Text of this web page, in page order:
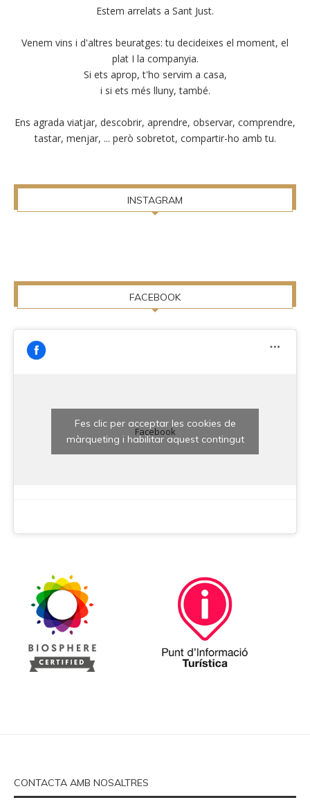
Estem arrelats a Sant Just.
Venem vins i d'altres beuratges: tu decideixes el moment, el
plat I la companyia.
Si ets aprop, t'ho servim a casa,
i si ets més lluny, també.
Ens agrada viatjar, descobrir, aprendre, observar, comprendre,
tastar, menjar, ... però sobretot, compartir-ho amb tu.
INSTAGRAM
FACEBOOK
Facebook
Fes clic per acceptar les cookies de
màrqueting i habilitar aquest contingut
CONTACTA AMB NOSALTRES